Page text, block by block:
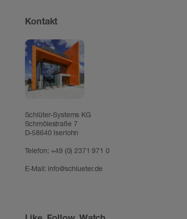
Kontakt
Schlüter-Systems KG
Schmölestraße 7
D-58640 Iserlohn
Telefon:+49 (0) 2371 971 0
E-Mail: info@schlueter.de